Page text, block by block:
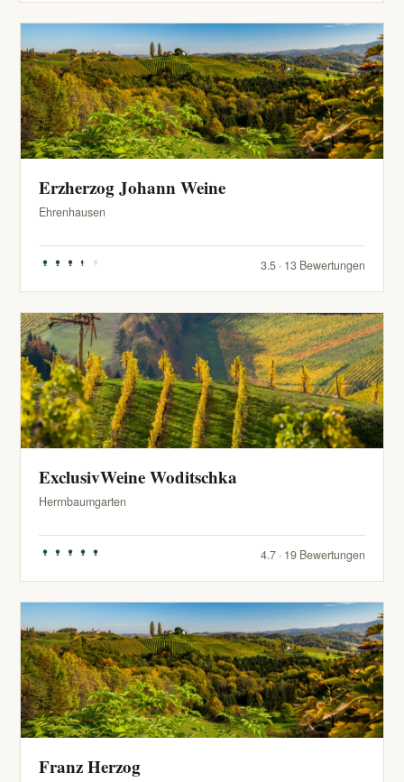
Erzherzog Johann Weine
Ehrenhausen
3.5 · 13 Bewertungen
ExclusivWeine Woditschka
Herrnbaumgarten
4.7 · 19 Bewertungen
Franz Herzog